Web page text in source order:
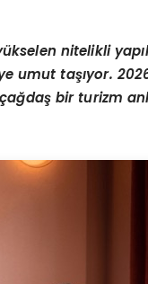
ükselen nitelikli yapı
umut taşıyor.
ağdaş bir turizm